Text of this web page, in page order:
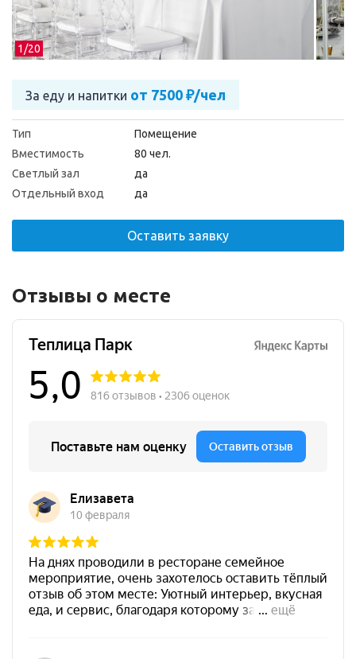
1/20
За еду и напитки от 7500 ₽/чел
Тип
Помещение
Вместимость
80 чел.
Светлый зал
да
Отдельный вход
да
Оставить заявку
Отзывы о месте